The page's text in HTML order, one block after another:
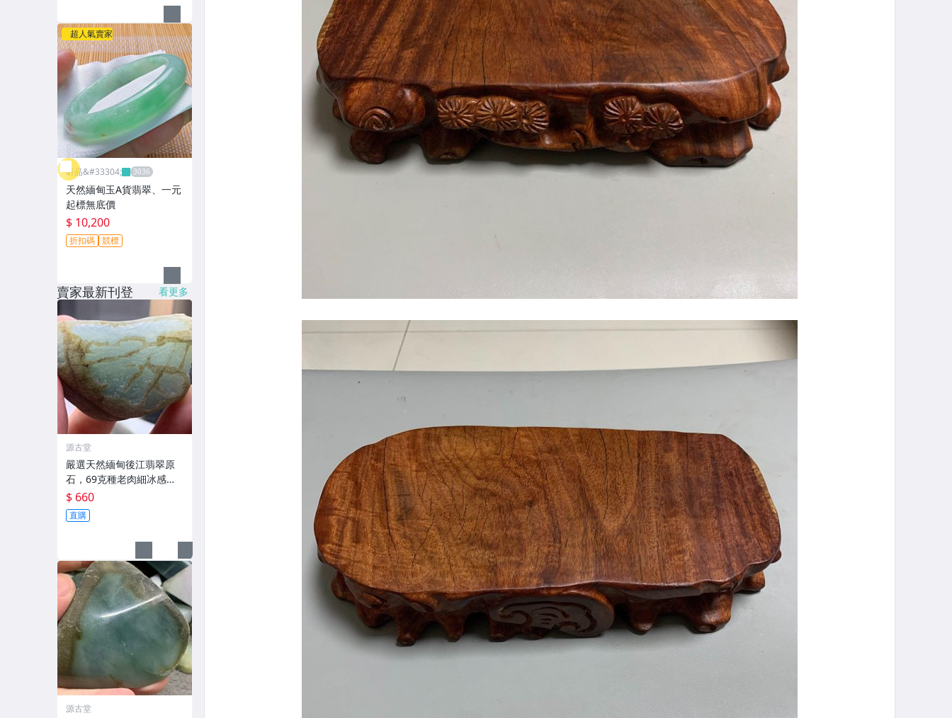
超人氣賣家
昕品&#33304;
天然緬甸玉A貨翡翠、一元
起標無底價
$ 10,200
折扣碼 競標
賣家最新刊登 看更多
源古堂
嚴選天然緬甸後江翡翠原
石，69克種老肉細冰感
佳，水頭足裂隙多，適合
收藏 翡翠原石 緬甸後江 6
9克
$ 660
直購
源古堂